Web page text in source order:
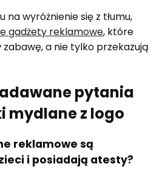
na wyróżnienie się z tłumu,
gadżety reklamowe, które
a nie tylko przekazują
pytania
mydlane z logo
reklamowe są
i posiadają atesty?